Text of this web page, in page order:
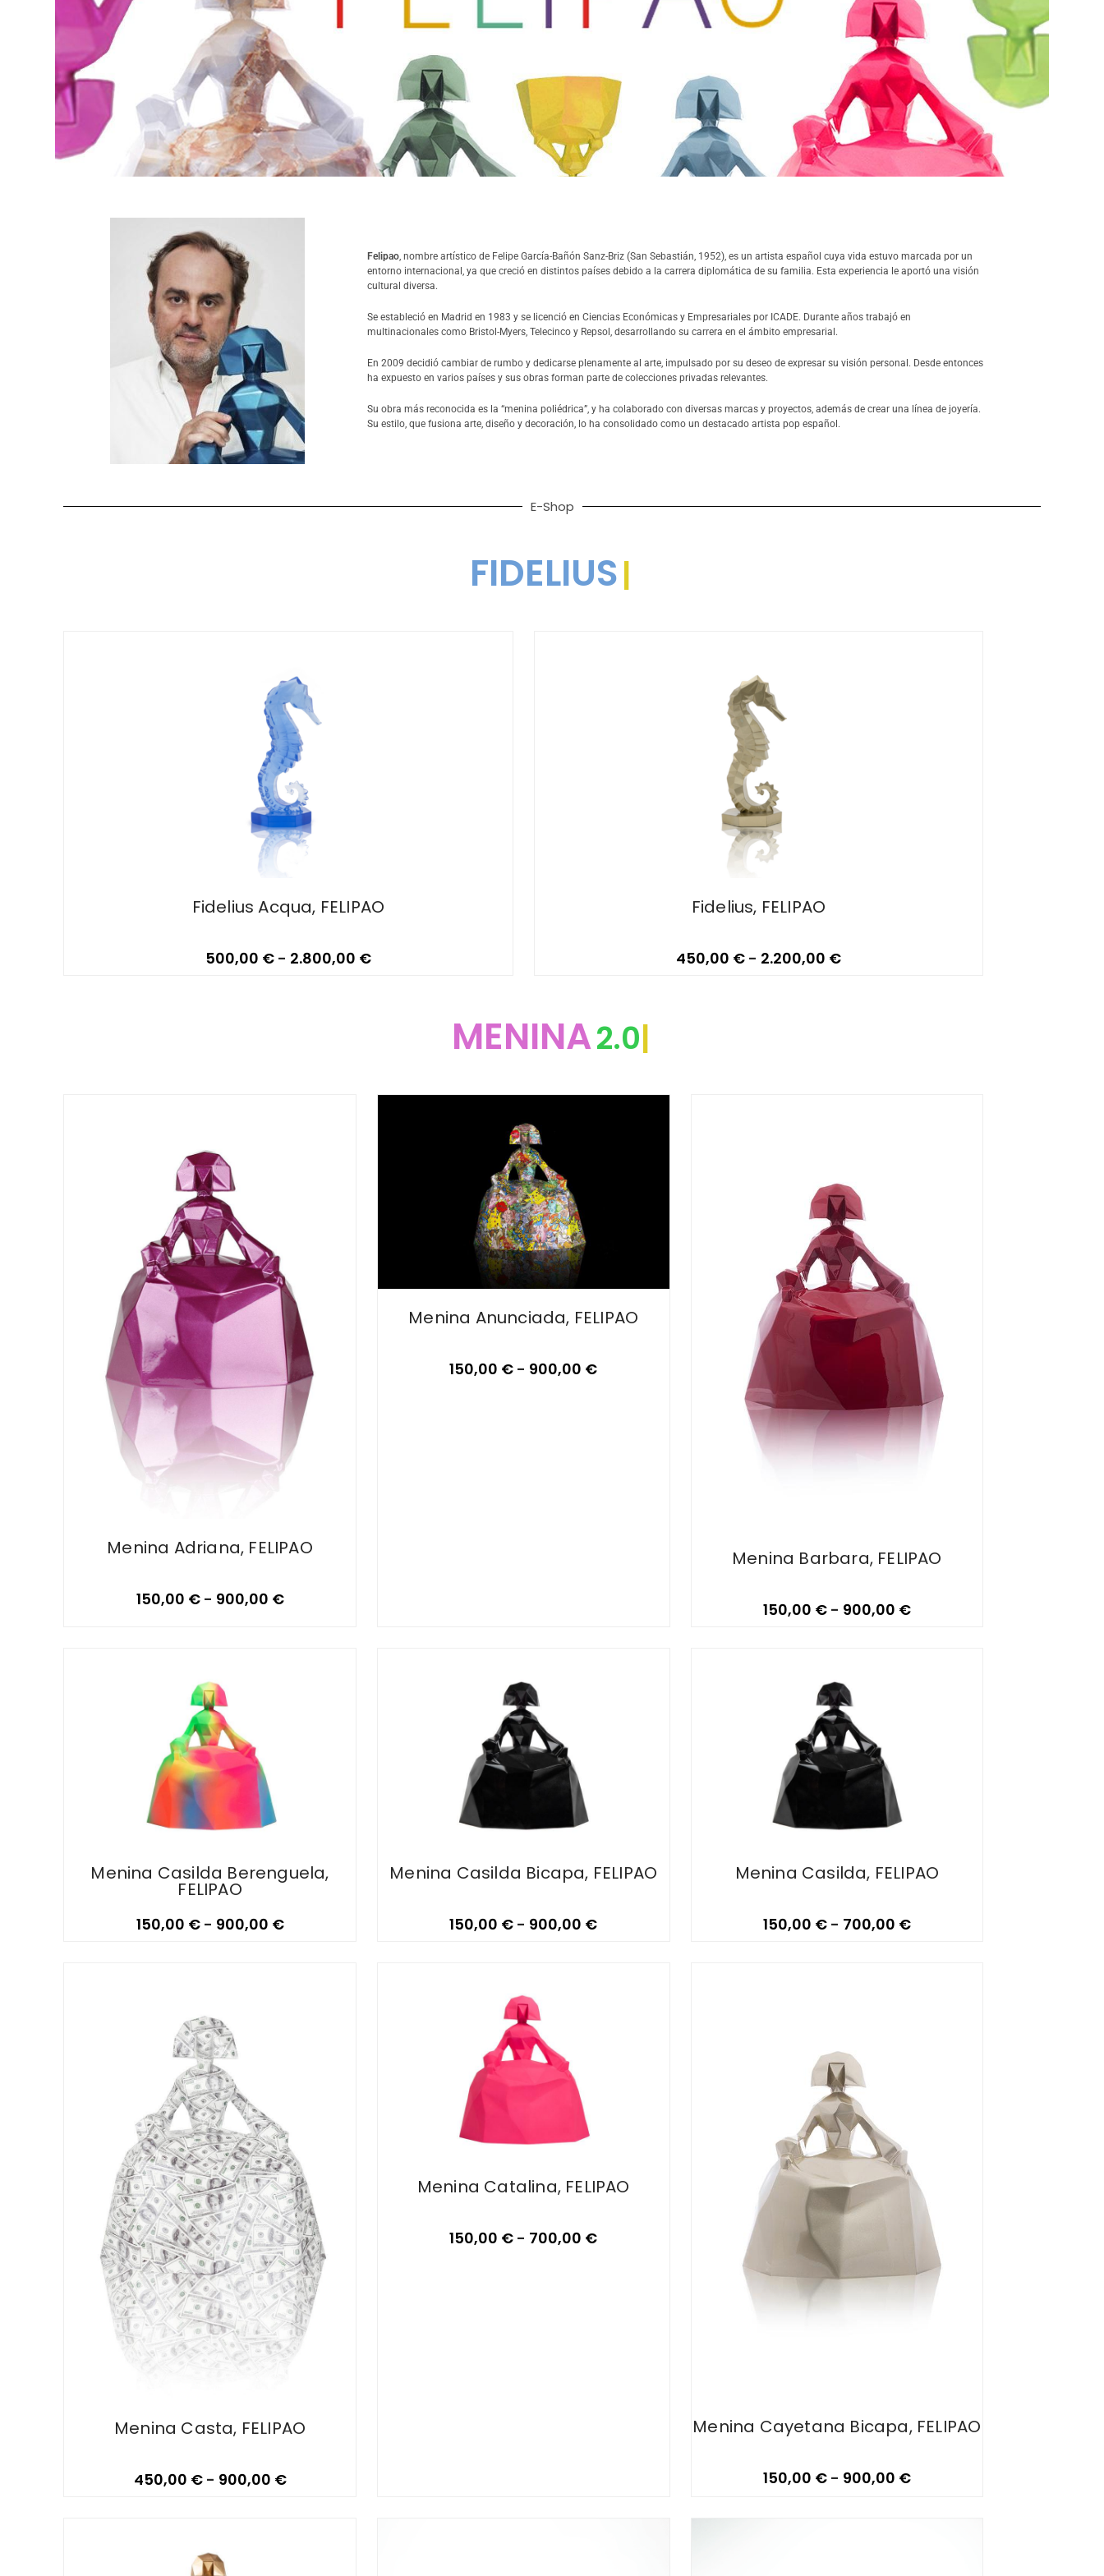
FELIPAO
Felipao, nombre artístico de Felipe García-Bañón Sanz-Briz (San Sebastián, 1952), es un artista español cuya vida estuvo marcada por un
entorno internacional, ya que creció en distintos países debido a la carrera diplomática de su familia. Esta experiencia le aportó una visión
cultural diversa.
Se estableció en Madrid en 1983 y se licenció en Ciencias Económicas y Empresariales por ICADE. Durante años trabajó en
multinacionales como Bristol-Myers, Telecinco y Repsol, desarrollando su carrera en el ámbito empresarial.
En 2009 decidió cambiar de rumbo y dedicarse plenamente al arte, impulsado por su deseo de expresar su visión personal. Desde entonces
ha expuesto en varios países y sus obras forman parte de colecciones privadas relevantes.
Su obra más reconocida es la “menina poliédrica”, y ha colaborado con diversas marcas y proyectos, además de crear una línea de joyería.
Su estilo, que fusiona arte, diseño y decoración, lo ha consolidado como un destacado artista pop español.
E-Shop​
FIDELIUS
Fidelius Acqua, FELIPAO
500,00 € - 2.800,00 €
Fidelius, FELIPAO
450,00 € - 2.200,00 €
MENINA2.0
Menina Adriana, FELIPAO
150,00 € - 900,00 €
Menina Anunciada, FELIPAO
150,00 € - 900,00 €
Menina Barbara, FELIPAO
150,00 € - 900,00 €
Menina Casilda Berenguela,
FELIPAO
150,00 € - 900,00 €
Menina Casilda Bicapa, FELIPAO
150,00 € - 900,00 €
Menina Casilda, FELIPAO
150,00 € - 700,00 €
Menina Casta, FELIPAO
450,00 € - 900,00 €
Menina Catalina, FELIPAO
150,00 € - 700,00 €
Menina Cayetana Bicapa, FELIPAO
150,00 € - 900,00 €